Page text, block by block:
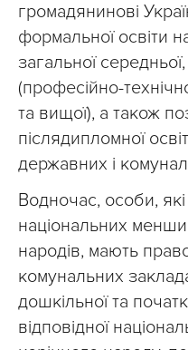
громадянинові
формальної освіти
загальної
(професійно-
та вищої), а також
післядипломної
державних і
Водночас, особи,
національних
народів, мають
комунальних
дошкільної та
відповідної